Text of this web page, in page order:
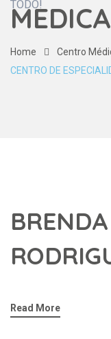
Home
Centro
CENTRO DE
Read More